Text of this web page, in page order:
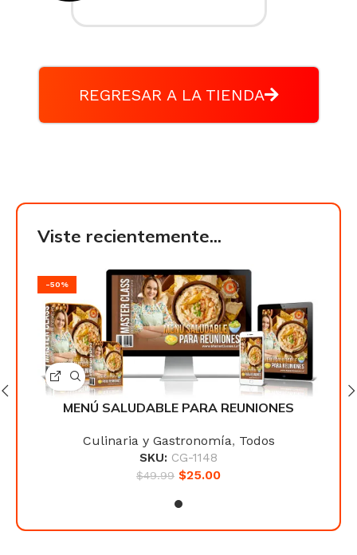
REGRESAR A LA TIENDA
Viste recientemente...
-50%
MENÚ SALUDABLE PARA REUNIONES
Culinaria y Gastronomía, Todos
SKU: CG-1148
$49.99 $25.00